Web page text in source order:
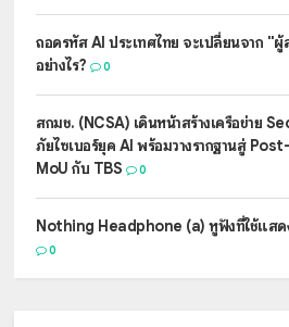
ถอดรหัส AI ประเทศไทย จะเปลี่ยนจาก "
อย่างไร?
0
สกมช. (NCSA) เดินหน้าสร้างเครือข่าย
ภัยไซเบอร์ยุค AI พร้อมวางรากฐานสู่
MoU กับ TBS
0
Nothing Headphone (a) หูฟังที่ใช้แสด
0